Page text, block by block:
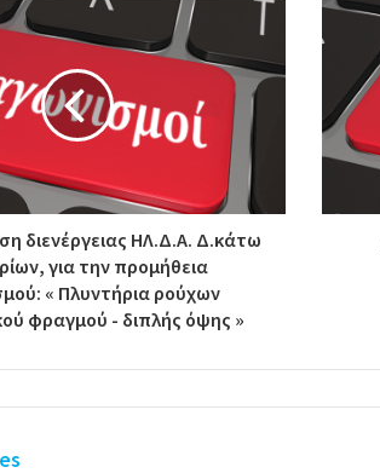
διενέργειας ΗΛ.Δ.Α. Δ.κάτω
για την προμήθεια
« Πλυντήρια ρούχων
φραγμού - διπλής όψης »